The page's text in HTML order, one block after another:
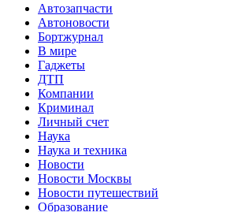
Автозапчасти
Автоновости
Бортжурнал
В мире
Гаджеты
ДТП
Компании
Криминал
Личный счет
Наука
Наука и техника
Новости
Новости Москвы
Новости путешествий
Образование